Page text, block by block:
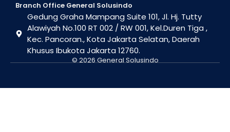
Branch Office General Solusindo
Gedung Graha Mampang Suite 101, Jl. Hj. Tutty
Alawiyah No.100 RT 002 / RW 001, Kel.Duren Tiga ,
Kec. Pancoran., Kota Jakarta Selatan, Daerah
Khusus Ibukota Jakarta 12760.
© 2026 General Solusindo